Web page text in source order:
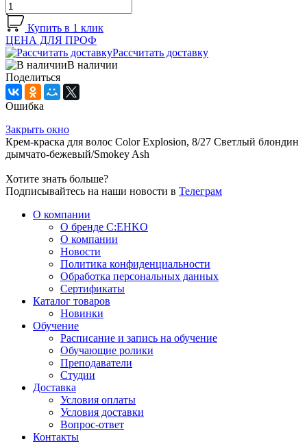
Купить в 1 клик
ЦЕНА ДЛЯ ПРОФ
Рассчитать доставку
В наличии
Поделиться
Ошибка
Закрыть окно
Крем-краска для волос Color Explosion, 8/27 Светлый блондин
дымчато-бежевый/Smokey Ash
Хотите знать больше?
Подписывайтесь на наши новости в Телеграм
О компании
О бренде C:EHKO
О компании
Новости
Политика конфиденциальности
Обработка персональных данных
Сертификаты
Каталог товаров
Новинки
Обучение
Расписание и запись на обучение
Обучающие ролики
Преподаватели
Студии
Доставка
Условия оплаты
Условия доставки
Вопрос-ответ
Контакты